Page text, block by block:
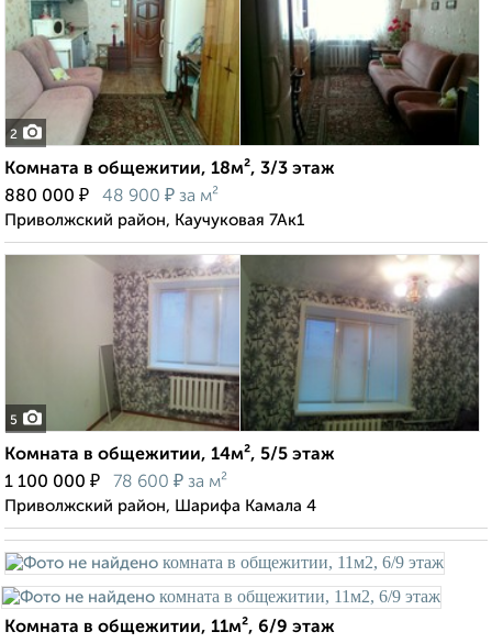
2
Комната в общежитии, 18м², 3/3 этаж
880 000 ₽ 48 900 ₽ за м²
Приволжский район, Каучуковая 7Ак1
5
Комната в общежитии, 14м², 5/5 этаж
1 100 000 ₽ 78 600 ₽ за м²
Приволжский район, Шарифа Камала 4
Комната в общежитии, 11м², 6/9 этаж